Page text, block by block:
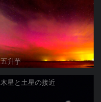
五升芋
木星と土星の接近